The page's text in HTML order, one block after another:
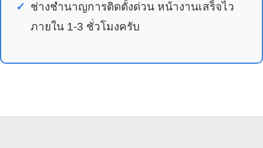
ช่างชำนาญการติดตั้งด่วน หน้างานเสร็จไว
ภายใน 1-3 ชั่วโมงครับ